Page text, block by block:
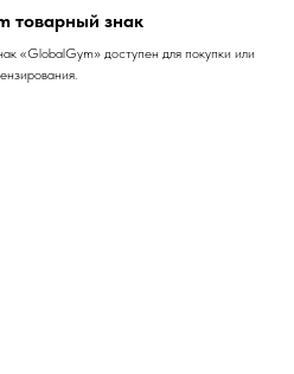
товарный знак
«GlobalGym» доступен для покупки или